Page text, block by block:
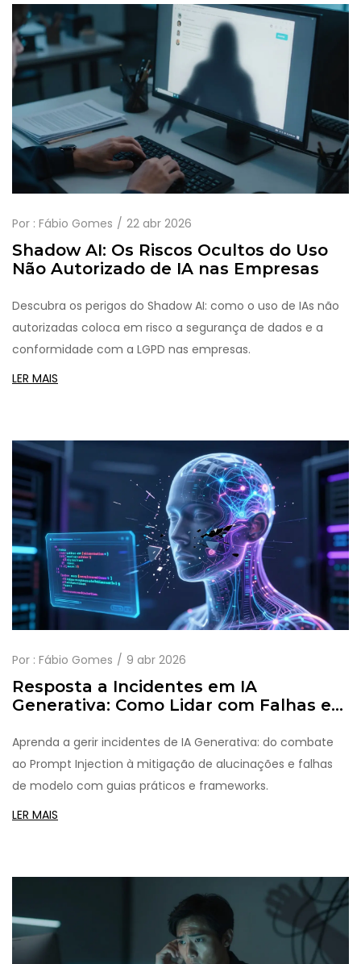
Por : Fábio Gomes 22 abr 2026
Shadow AI: Os Riscos Ocultos do Uso
Não Autorizado de IA nas Empresas
Descubra os perigos do Shadow AI: como o uso de IAs não
autorizadas coloca em risco a segurança de dados e a
conformidade com a LGPD nas empresas.
LER MAIS
Por : Fábio Gomes 9 abr 2026
Resposta a Incidentes em IA
Generativa: Como Lidar com Falhas e
Aprenda a gerir incidentes de IA Generativa: do combate
ao Prompt Injection à mitigação de alucinações e falhas
de modelo com guias práticos e frameworks.
LER MAIS